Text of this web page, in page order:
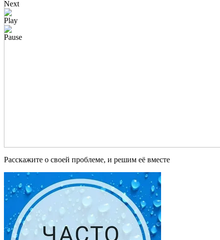
Расскажите о своей проблеме, и решим её вместе